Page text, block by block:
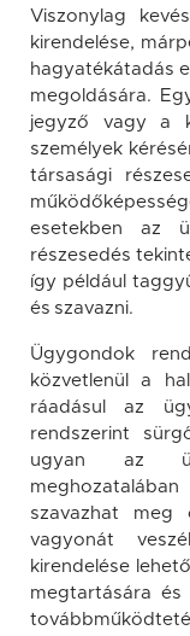
Viszonylag
kirendelése,
hagyatékátadás
megoldására.
jegyző vagy a
személyek
társasági
esetekben az
részesedés
így például
és szavazni.
Ügygondok
közvetlenül a
ráadásul az
rendszerint
ugyan az
szavazhat meg
vagyonát
kirendelése
megtartására és